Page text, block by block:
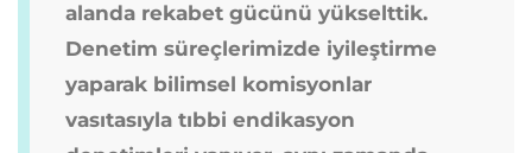
alanda rekabet gücünü yükselttik.
Denetim süreçlerimizde iyileştirme
yaparak bilimsel komisyonlar
vasıtasıyla tıbbi endikasyon